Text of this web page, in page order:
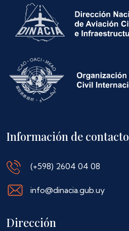
Información de contacto
(+598) 2604 04 08
info@dinacia.gub.uy
Dirección